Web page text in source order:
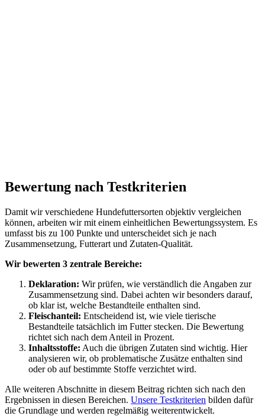
Bewertung nach Testkriterien
Damit wir verschiedene Hundefuttersorten objektiv vergleichen
können, arbeiten wir mit einem einheitlichen Bewertungssystem. Es
umfasst bis zu 100 Punkte und unterscheidet sich je nach
Zusammensetzung, Futterart und Zutaten-Qualität.
Wir bewerten 3 zentrale Bereiche:
Deklaration: Wir prüfen, wie verständlich die Angaben zur
Zusammensetzung sind. Dabei achten wir besonders darauf,
ob klar ist, welche Bestandteile enthalten sind.
Fleischanteil: Entscheidend ist, wie viele tierische
Bestandteile tatsächlich im Futter stecken. Die Bewertung
richtet sich nach dem Anteil in Prozent.
Inhaltsstoffe: Auch die übrigen Zutaten sind wichtig. Hier
analysieren wir, ob problematische Zusätze enthalten sind
oder ob auf bestimmte Stoffe verzichtet wird.
Alle weiteren Abschnitte in diesem Beitrag richten sich nach den
Ergebnissen in diesen Bereichen. Unsere Testkriterien bilden dafür
die Grundlage und werden regelmäßig weiterentwickelt.